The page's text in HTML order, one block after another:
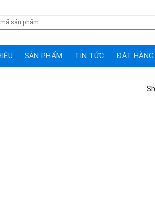
SẢN PHẨM TIN TỨC ĐẶT HÀNG